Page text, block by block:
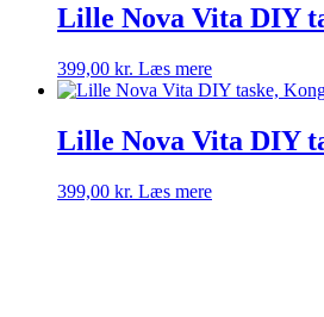
Lille Nova Vita DIY
399,00 kr. Læs mere
Lille Nova Vita DIY
399,00 kr. Læs mere